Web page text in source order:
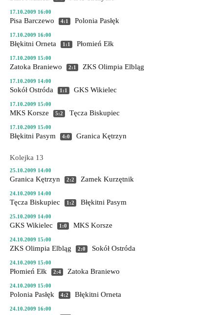
17.10.2009 16:00
Pisa Barczewo 4:1 Polonia Pasłęk
17.10.2009 16:00
Błękitni Orneta 1:1 Płomień Ełk
17.10.2009 15:00
Zatoka Braniewo 2:1 ZKS Olimpia Elbląg
17.10.2009 14:00
Sokół Ostróda 1:1 GKS Wikielec
17.10.2009 15:00
MKS Korsze 5:2 Tęcza Biskupiec
17.10.2009 15:00
Błękitni Pasym 4:0 Granica Kętrzyn
Kolejka 13
25.10.2009 14:00
Granica Kętrzyn 2:2 Zamek Kurzętnik
24.10.2009 14:00
Tęcza Biskupiec 1:2 Błękitni Pasym
25.10.2009 14:00
GKS Wikielec 1:0 MKS Korsze
24.10.2009 15:00
ZKS Olimpia Elbląg 2:0 Sokół Ostróda
24.10.2009 15:00
Płomień Ełk 2:4 Zatoka Braniewo
24.10.2009 15:00
Polonia Pasłęk 4:2 Błękitni Orneta
24.10.2009 16:00